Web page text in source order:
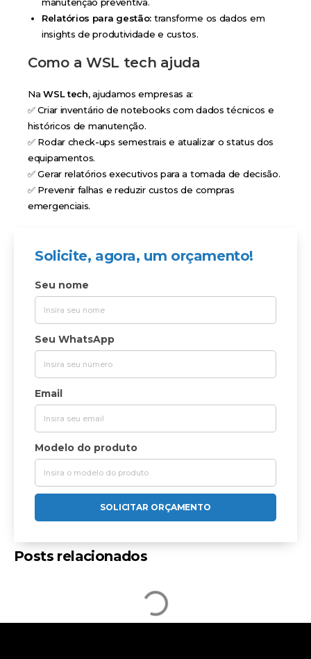
Relatórios para gestão: transforme os dados em
insights de produtividade e custos.
Como a WSL tech ajuda
NaWSL tech, ajudamos empresas a:
✅ Criar inventário de notebooks com dados técnicos e
históricos de manutenção.
✅ Rodar check-ups semestrais e atualizar o status dos
equipamentos.
✅ Gerar relatórios executivos para a tomada de decisão.
✅ Prevenir falhas e reduzir custos de compras
emergenciais.
Solicite, agora, um orçamento!
Seu nome
Seu WhatsApp
Email
Modelo do produto
SOLICITAR ORÇAMENTO
Posts relacionados